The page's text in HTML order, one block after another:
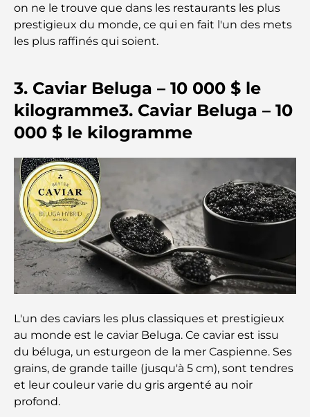
gastronomique inoubliable
Découverte des restaurants de Jumeirah Golf
Dubai Horse Racing: Where Tradition Meets
Global Competition
Cafés à Palm Jumeirah : Guide des meilleurs cafés
et lieux de vie de l’île
Les meilleurs petits-déjeuners de Dubaï : Ma
sélection pour 2026
Comment obtenir un prêt immobilier à Dubaï : le
guide ultime
Plan directeur de Tilal Al Ghaf : une nouvelle
Maisons conformes au Vastu : Guide pratique pour
créer équilibre et harmonie
Les meilleures entreprises d'aménagement
paysager à Dubaï : Transformer vos espaces
on ne le trouve que dans les restaurants les plus
prestigieux du monde, ce qui en fait l'un des mets
les plus raffinés qui soient.
3. Caviar Beluga – 10 000 $ le
kilogramme3. Caviar Beluga – 10
000 $ le kilogramme
L'un des caviars les plus classiques et prestigieux
au monde est le caviar Beluga. Ce caviar est issu
du béluga, un esturgeon de la mer Caspienne. Ses
grains, de grande taille (jusqu'à 5 cm), sont tendres
et leur couleur varie du gris argenté au noir
profond.